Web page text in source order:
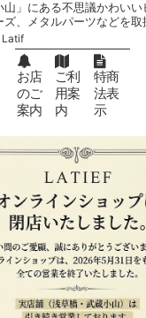
」にある不思議かわいい
、メタルパーツなどを取
Latif
お店
のご
案内
ご利
用案
内
特商
法表
示